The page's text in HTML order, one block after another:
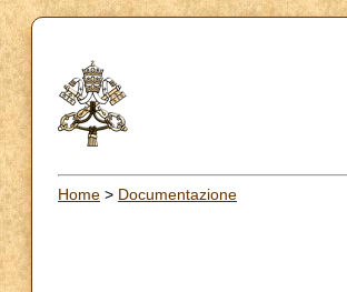
Home > Documentazione